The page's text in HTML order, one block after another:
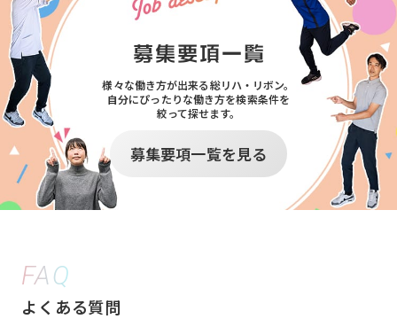
様々な働き方が出来る総リハ・リボン。
自分にぴったりな働き方を検索条件を
絞って探せます。
募集要項一覧を見る
FAQ
よくある質問